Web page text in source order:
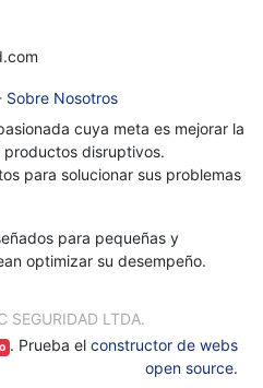
Sobre Nosotros
cuya meta es mejorar la
disruptivos.
para solucionar sus problemas
para pequeñas y
optimizar su desempeño.
SEGURIDAD LTDA.
. Prueba el constructor de webs
open source.